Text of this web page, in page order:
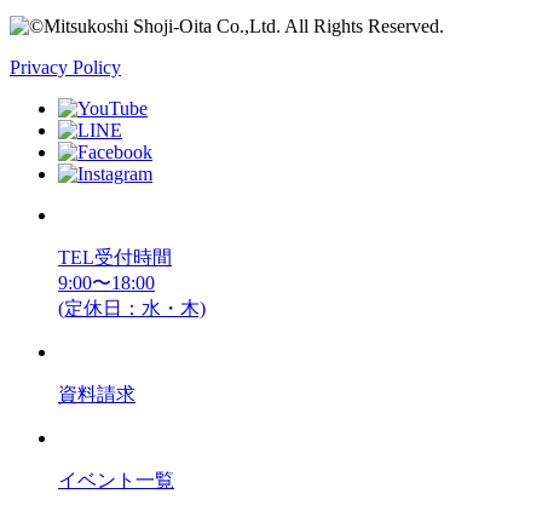
Privacy Policy
TEL受付時間
9:00〜18:00
(定休日：水・木)
資料請求
イベント一覧